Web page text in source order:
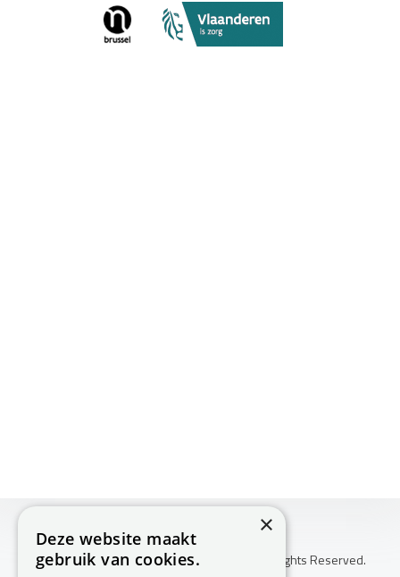
Copyright © 2026 Huis Voor Gezondheid. All Rights Reserved.
×
Deze website maakt
gebruik van cookies.